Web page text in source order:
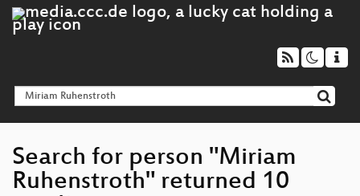
Search for person "Miriam
Ruhenstroth" returned 10